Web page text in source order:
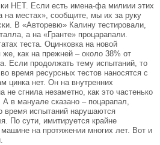
НЕТ. Если есть имена-фа милиии этих
местах», сообщите, мы их за руку
В «Авторевю» Калину тестировали,
а на «Гранте» процарапали.
теста. Оцинковка на новой
же, как на прежней – около 38% от
Если продолжать тему испытаний, то
время ресурсных тестов наносятся с
цинка нет. Он на внутренних
сгнила незаметно, как это частенько
в мануале сказано – поцарапал,
время испытаний нарушаются
По сути, имитируется крайне
на протяжении многих лет. Вот и